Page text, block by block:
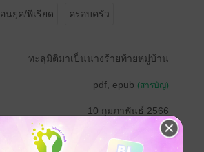
นยุค/พีเรียด ครอบครัว
ทะลุมิติมาเป็นนางร้ายท้ายหมู่บ้าน
pdf, epub (สารบัญ)
10 กุมภาพันธ์ 2566
246 หน้า (≈ 48,840 คำ)